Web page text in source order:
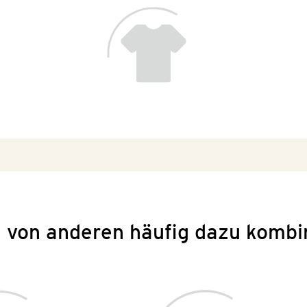
von anderen häufig dazu